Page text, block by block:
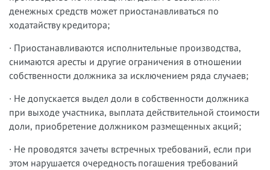
денежных средств может приостанавливаться по
ходатайству кредитора;
· Приостанавливаются исполнительные производства,
снимаются аресты и другие ограничения в отношении
собственности должника за исключением ряда случаев;
· Не допускается выдел доли в собственности должника
при выходе участника, выплата действительной стоимости
доли, приобретение должником размещенных акций;
· Не проводятся зачеты встречных требований, если при
этом нарушается очередность погашения требований